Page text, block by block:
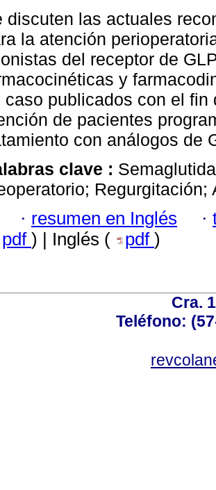
discuten las actuales
la atención
del receptor de
y
caso publicados con el
de pacientes
con análogos de
clave :
· resumen en Inglés ·
pdf ) | Inglés ( pdf )
Cra.
Teléfono: